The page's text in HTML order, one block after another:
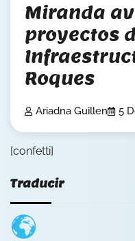
Miranda
proyectos
Roques
Ariadna Guillen 5
[confetti]
Traducir